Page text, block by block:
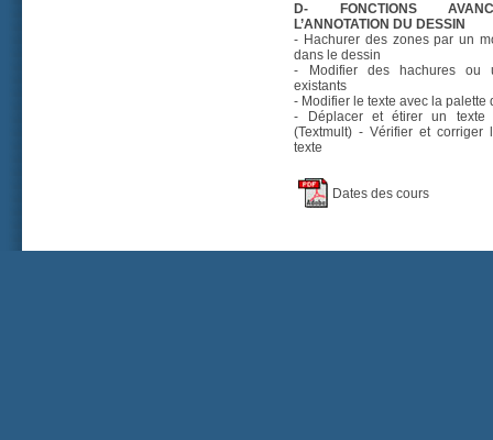
D- FONCTIONS
L’ANNOTATION DU DESSIN
- Hachurer des zones par un
dans le dessin
- Modifier des hachures ou
existants
- Modifier le texte avec la palette
- Déplacer et étirer un texte
(Textmult) - Vérifier et corriger
texte
Dates des cours